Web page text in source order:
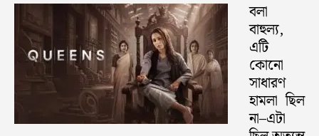
বলা
বাহুল্য,
এটি
কোনো
সাধারণ
হামলা ছিল
না–এটা